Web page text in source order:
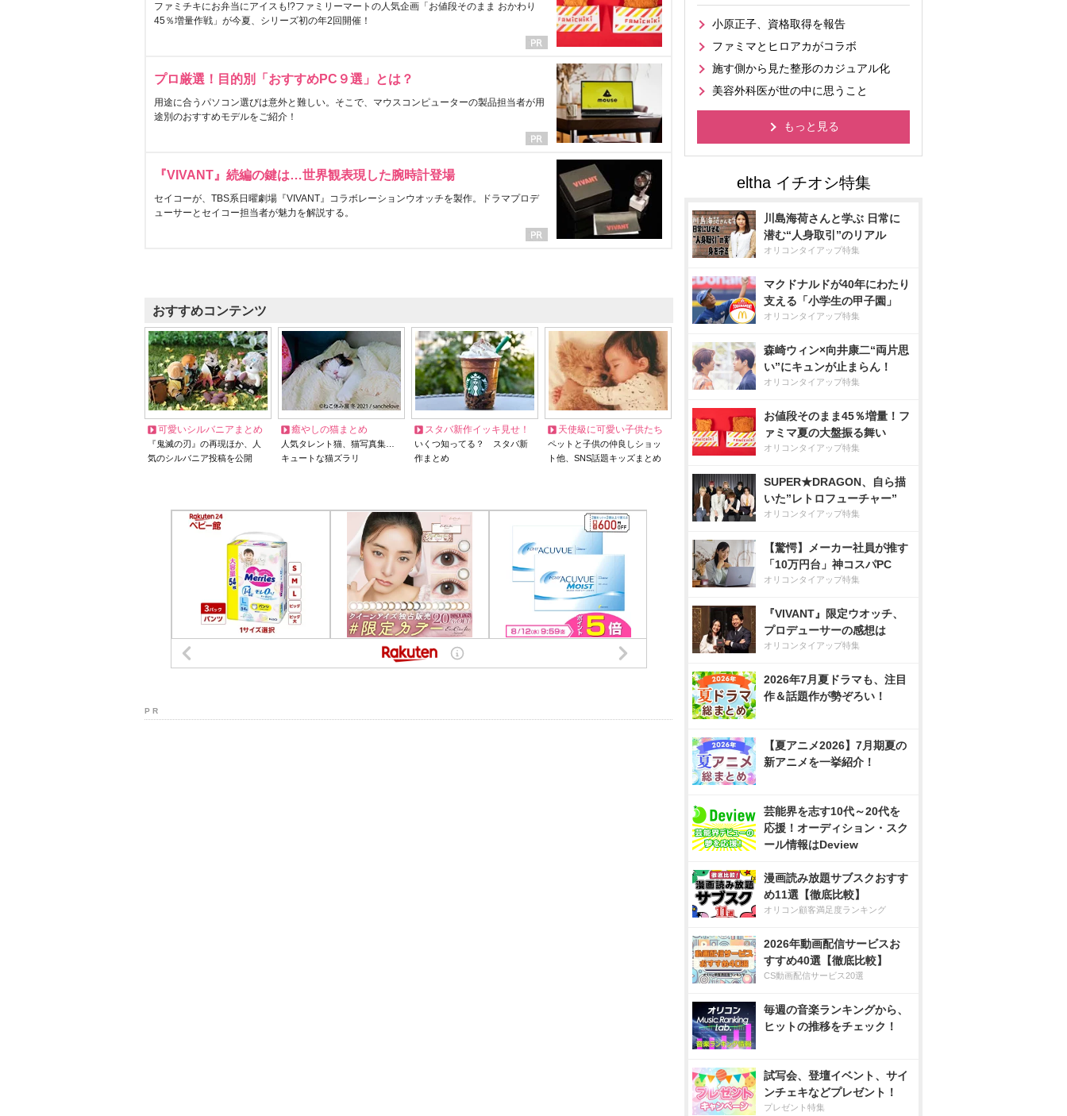
ファミチキにお弁当にアイスも!?ファミリーマートの人気企画「お値段そのまま おかわり
45％増量作戦」が今夏、シリーズ初の年2回開催！
プロ厳選！目的別「おすすめPC９選」とは？
用途に合うパソコン選びは意外と難しい。そこで、マウスコンピューターの製品担当者が用
途別のおすすめモデルをご紹介！
『VIVANT』続編の鍵は…世界観表現した腕時計登場
セイコーが、TBS系日曜劇場『VIVANT』コラボレーションウオッチを製作。ドラマプロデ
ューサーとセイコー担当者が魅力を解説する。
おすすめコンテンツ
可愛いシルバニアまとめ
『鬼滅の刃』の再現ほか、人
気のシルバニア投稿を公開
癒やしの猫まとめ
人気タレント猫、猫写真集…
キュートな猫ズラリ
スタバ新作イッキ見せ！
いくつ知ってる？ スタバ新
作まとめ
天使級に可愛い子供たち
ペットと子供の仲良しショッ
ト他、SNS話題キッズまとめ
P R
小原正子、資格取得を報告
ファミマとヒロアカがコラボ
施す側から見た整形のカジュアル化
美容外科医が世の中に思うこと
もっと見る
川島海荷さんと学ぶ 日常に
潜む“人身取引”のリアル
オリコンタイアップ特集
マクドナルドが40年にわたり
支える「小学生の甲子園」
オリコンタイアップ特集
森崎ウィン×向井康二“両片思
い”にキュンが止まらん！
オリコンタイアップ特集
お値段そのまま45％増量！フ
ァミマ夏の大盤振る舞い
オリコンタイアップ特集
SUPER★DRAGON、自ら描
いた”レトロフューチャー”
オリコンタイアップ特集
【驚愕】メーカー社員が推す
「10万円台」神コスパPC
オリコンタイアップ特集
『VIVANT』限定ウオッチ、
プロデューサーの感想は
オリコンタイアップ特集
2026年7月夏ドラマも、注目
作＆話題作が勢ぞろい！
【夏アニメ2026】7月期夏の
新アニメを一挙紹介！
芸能界を志す10代～20代を
応援！オーディション・スク
ール情報はDeview
漫画読み放題サブスクおすす
め11選【徹底比較】
オリコン顧客満足度ランキング
2026年動画配信サービスお
すすめ40選【徹底比較】
CS動画配信サービス20選
毎週の音楽ランキングから、
ヒットの推移をチェック！
試写会、登壇イベント、サイ
ンチェキなどプレゼント！
プレゼント特集